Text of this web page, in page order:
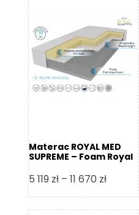
7
000 zł
Materac ROYAL MED
SUPREME – Foam Royal
5 119 zł – 11 670 złZakres
cen:
od